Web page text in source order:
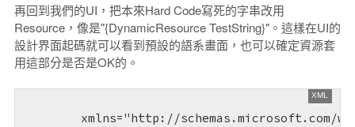
再回到我們的UI，把本來Hard Code寫死的字串改用
Resource，像是"{DynamicResource TestString}"。這樣在UI的
設計界面起碼就可以看到預設的語系畫面，也可以確定資源套
用這部分是否是OK的。
xmlns="http://schemas.microsoft.com/